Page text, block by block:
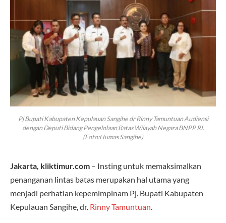
Pj Bupati Kabupaten Kepulauan Sangihe dr Rinny Tamuntuan Audiensi
dengan Deputi Bidang Pengelolaan Batas Wilayah Negara BNPP RI.
(Foto:Humas Sangihe)
Jakarta, kliktimur.com – Insting untuk memaksimalkan
penanganan lintas batas merupakan hal utama yang
menjadi perhatian kepemimpinam Pj. Bupati Kabupaten
Kepulauan Sangihe, dr. Rinny Tamuntuan.